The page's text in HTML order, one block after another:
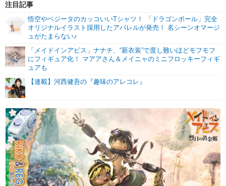
注目記事
悟空やベジータのカッコいいTシャツ！ 「ドラゴンボール」完全
オリジナルイラスト採用したアパレルが発売！ 名シーンオマージ
ュがたまらない♪
「メイドインアビス」ナナチ、“新衣装”で度し難いほどモフモフ
にフィギュア化！ マアアさん＆メイニャのミニフロッキーフィギ
ュアも
【連載】河西健吾の『趣味のアレコレ』